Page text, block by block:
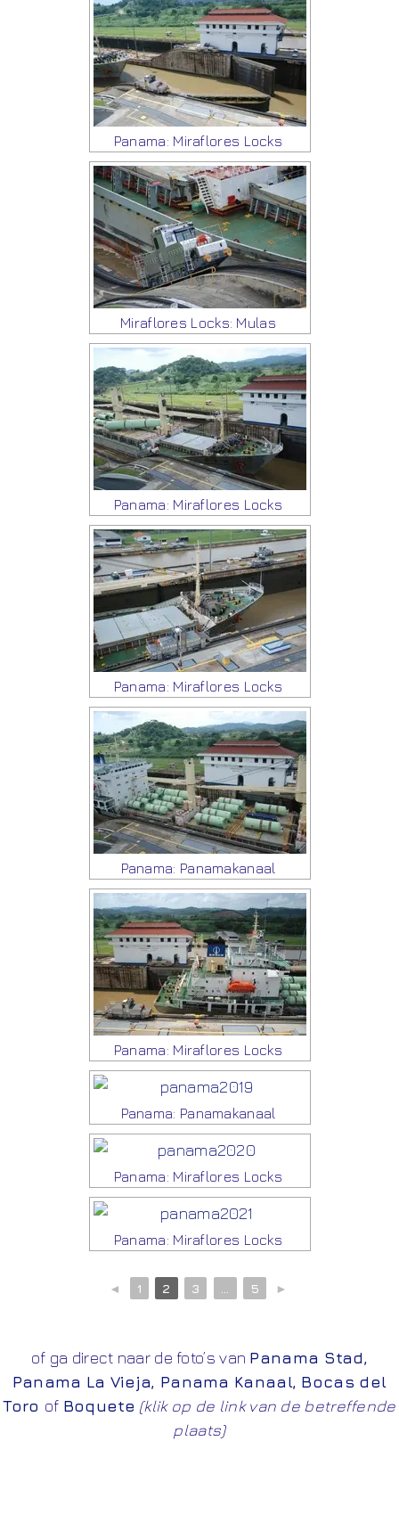
Panama: Miraflores Locks
Miraflores Locks: Mulas
Panama: Miraflores Locks
Panama: Miraflores Locks
Panama: Panamakanaal
Panama: Miraflores Locks
Panama: Panamakanaal
Panama: Miraflores Locks
Panama: Miraflores Locks
◄ 1 2 3 5 ►
of ga direct naar de foto’s van Panama Stad,
Panama La Vieja, Panama Kanaal, Bocas del
Toro of Boquete (klik op de link van de betreffende
plaats)